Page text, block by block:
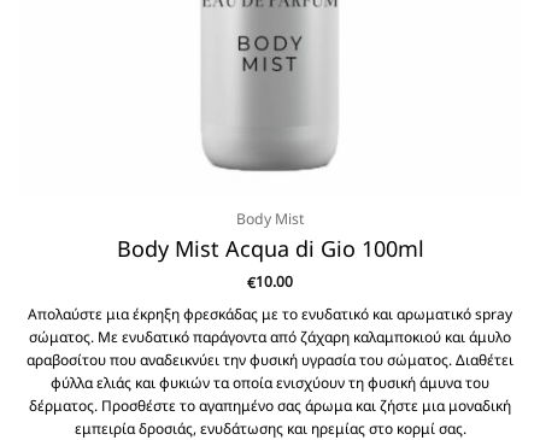
Body Mist
Body Mist Acqua di Gio 100ml
€10.00
Απολαύστε μια έκρηξη φρεσκάδας με το ενυδατικό και αρωματικό spray
σώματος. Με ενυδατικό παράγοντα από ζάχαρη καλαμποκιού και άμυλο
αραβοσίτου που αναδεικνύει την φυσική υγρασία του σώματος. Διαθέτει
φύλλα ελιάς και φυκιών τα οποία ενισχύουν τη φυσική άμυνα του
δέρματος. Προσθέστε το αγαπημένο σας άρωμα και ζήστε μια μοναδική
εμπειρία δροσιάς, ενυδάτωσης και ηρεμίας στο κορμί σας.